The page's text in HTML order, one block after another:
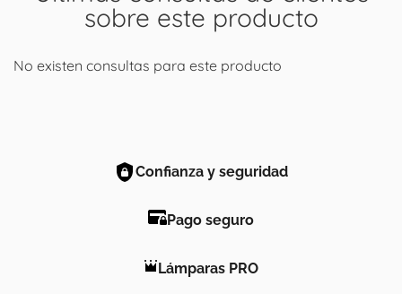
sobre este producto
No existen consultas para este producto
Confianza y seguridad
Pago seguro
Lámparas PRO